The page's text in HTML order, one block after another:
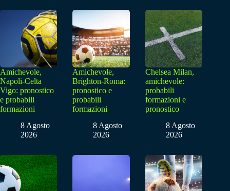
Amichevole,
Napoli-Celta
Vigo: pronostico
e probabili
formazioni
8 Agosto
2026
Amichevole,
Brighton-Roma:
pronostico e
probabili
formazioni
8 Agosto
2026
Chelsea Milan,
amichevole:
probabili
formazioni e
pronostico
8 Agosto
2026